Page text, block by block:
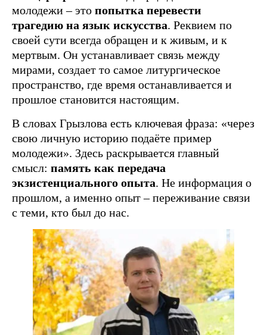
молодежи – это попытка перевести
трагедию на язык искусства. Реквием по
своей сути всегда обращен и к живым, и к
мертвым. Он устанавливает связь между
мирами, создает то самое литургическое
пространство, где время останавливается и
прошлое становится настоящим.
В словах Грызлова есть ключевая фраза: «через
свою личную историю подаёте пример
молодежи». Здесь раскрывается главный
смысл: память как передача
экзистенциального опыта. Не информация о
прошлом, а именно опыт – переживание связи
с теми, кто был до нас.